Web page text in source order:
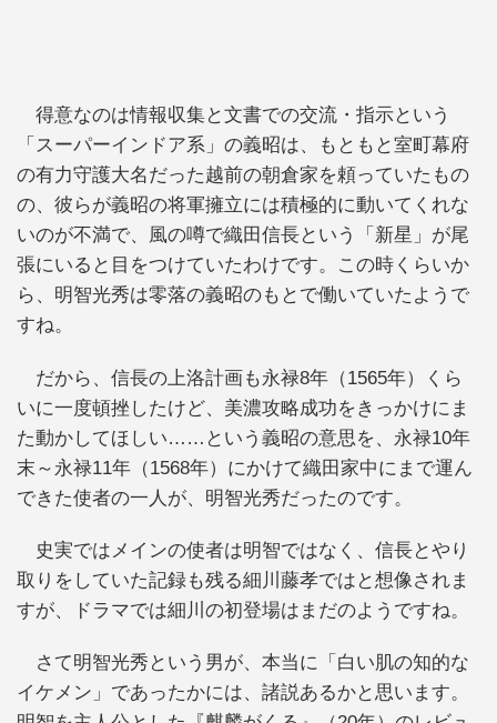
得意なのは情報収集と文書での交流・指示という
「スーパーインドア系」の義昭は、もともと室町幕府
の有力守護大名だった越前の朝倉家を頼っていたもの
の、彼らが義昭の将軍擁立には積極的に動いてくれな
いのが不満で、風の噂で織田信長という「新星」が尾
張にいると目をつけていたわけです。この時くらいか
ら、明智光秀は零落の義昭のもとで働いていたようで
すね。
だから、信長の上洛計画も永禄8年（1565年）くら
いに一度頓挫したけど、美濃攻略成功をきっかけにま
た動かしてほしい……という義昭の意思を、永禄10年
末～永禄11年（1568年）にかけて織田家中にまで運ん
できた使者の一人が、明智光秀だったのです。
史実ではメインの使者は明智ではなく、信長とやり
取りをしていた記録も残る細川藤孝ではと想像されま
すが、ドラマでは細川の初登場はまだのようですね。
さて明智光秀という男が、本当に「白い肌の知的な
イケメン」であったかには、諸説あるかと思います。